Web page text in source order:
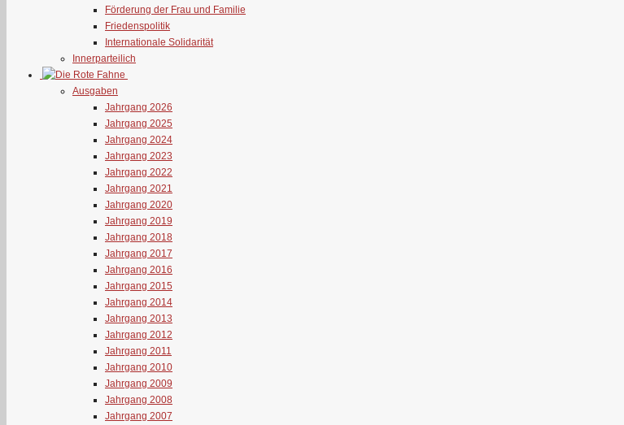
Förderung der Frau und Familie
Friedenspolitik
Internationale Solidarität
Innerparteilich
Ausgaben
Jahrgang 2026
Jahrgang 2025
Jahrgang 2024
Jahrgang 2023
Jahrgang 2022
Jahrgang 2021
Jahrgang 2020
Jahrgang 2019
Jahrgang 2018
Jahrgang 2017
Jahrgang 2016
Jahrgang 2015
Jahrgang 2014
Jahrgang 2013
Jahrgang 2012
Jahrgang 2011
Jahrgang 2010
Jahrgang 2009
Jahrgang 2008
Jahrgang 2007